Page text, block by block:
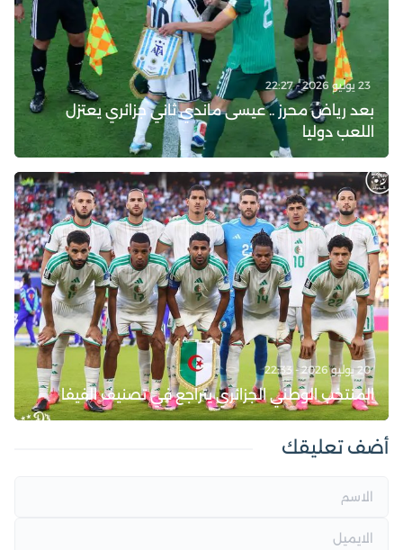
23 يوليو 2026 - 22:27
بعد رياض محرز .. عيسى ماندي ثاني جزائري يعتزل
اللعب دوليا
20 يوليو 2026 - 22:33
المنتخب الوطني الجزائري يتراجع في تصنيف الفيفا
أضف تعليقك